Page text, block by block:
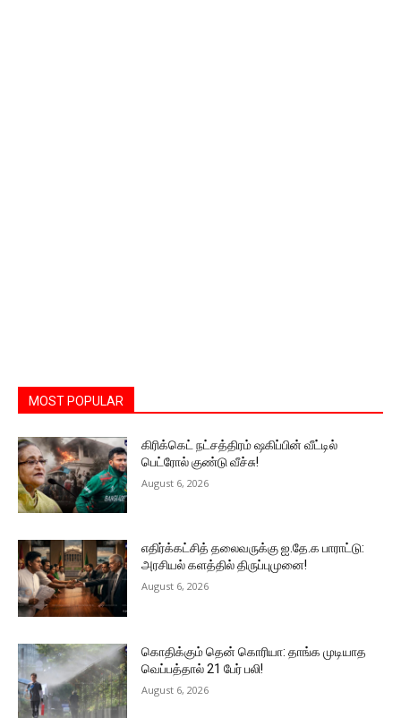
MOST POPULAR
கிரிக்கெட் நட்சத்திரம் ஷகிப்பின் வீட்டில்
பெட்ரோல் குண்டு வீச்சு!
August 6, 2026
எதிர்க்கட்சித் தலைவருக்கு ஐ.தே.க பாராட்டு:
அரசியல் களத்தில் திருப்புமுனை!
August 6, 2026
கொதிக்கும் தென் கொரியா: தாங்க முடியாத
வெப்பத்தால் 21 பேர் பலி!
August 6, 2026